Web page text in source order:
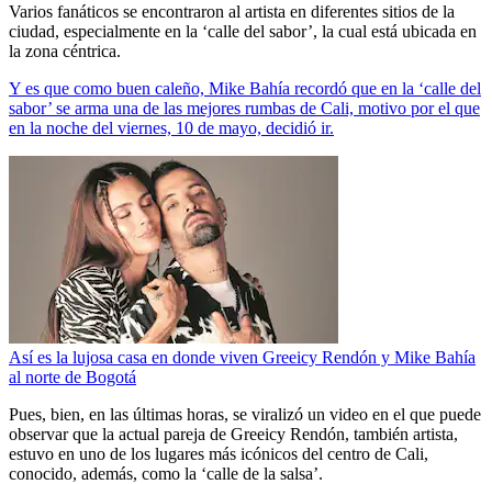
Varios fanáticos se encontraron al artista en diferentes sitios de la
ciudad, especialmente en la ‘calle del sabor’, la cual está ubicada en
la zona céntrica.
Y es que como buen caleño, Mike Bahía recordó que en la ‘calle del
sabor’ se arma una de las mejores rumbas de Cali, motivo por el que
en la noche del viernes, 10 de mayo, decidió ir.
Así es la lujosa casa en donde viven Greeicy Rendón y Mike Bahía
al norte de Bogotá
Pues, bien, en las últimas horas, se viralizó un video en el que puede
observar que la actual pareja de Greeicy Rendón, también artista,
estuvo en uno de los lugares más icónicos del centro de Cali,
conocido, además, como la ‘calle de la salsa’.